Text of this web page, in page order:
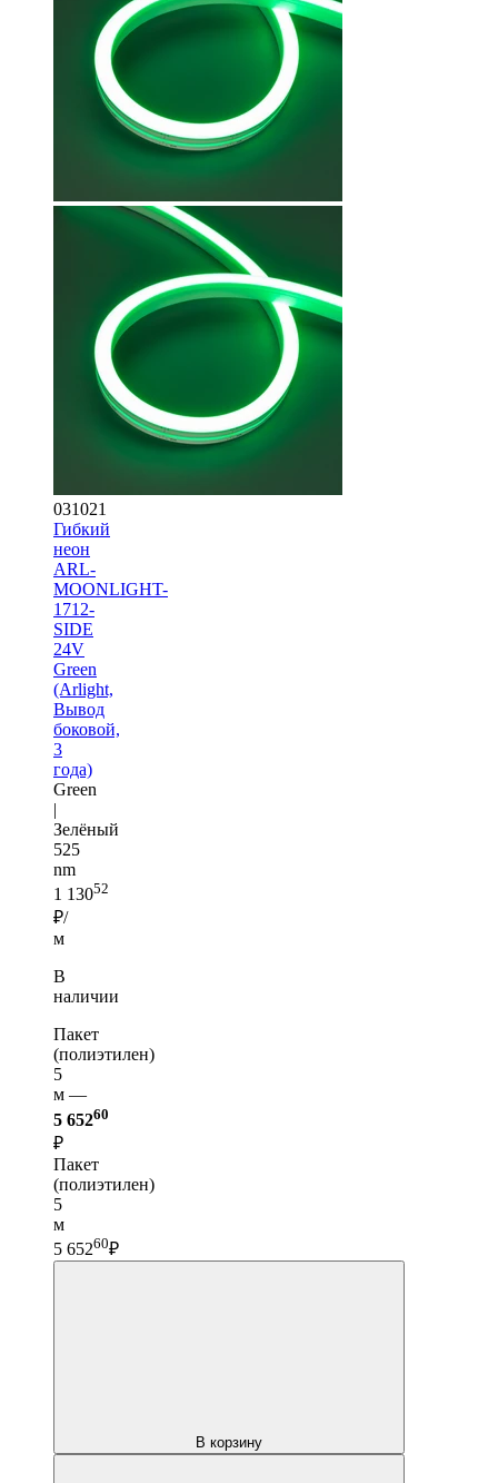
031021
Гибкий
неон
ARL-
MOONLIGHT-
1712-
SIDE
24V
Green
(Arlight,
Вывод
боковой,
3
года)
Green
|
Зелёный
525
nm
1 13052
₽/
м
В
наличии
Пакет
(полиэтилен)
5
м —
5 65260
₽
Пакет
(полиэтилен)
5
м
5 65260₽
В корзину